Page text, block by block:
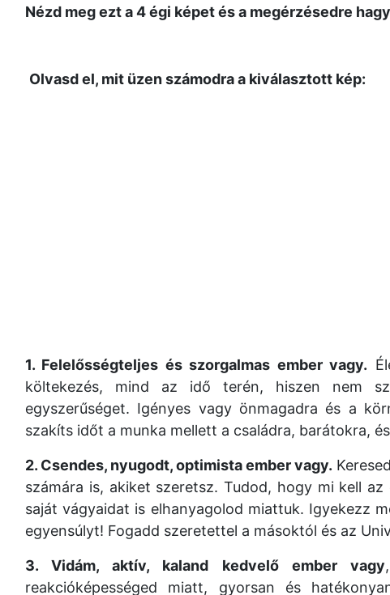
Nézd meg ezt a 4 égi képet és a megérzésedre
Olvasd el, mit üzen számodra a kiválasztott kép:
1. Felelősségteljes és szorgalmas ember vagy.
költekezés, mind az idő terén, hiszen nem
egyszerűséget. Igényes vagy önmagadra és a
szakíts időt a munka mellett a családra, barátokra,
2. Csendes, nyugodt, optimista ember vagy.
számára is, akiket szeretsz. Tudod, hogy mi kell
saját vágyaidat is elhanyagolod miattuk. Igyekezz
egyensúlyt! Fogadd szeretettel a másoktól és az
3. Vidám, aktív, kaland kedvelő ember vagy
reakcióképességed miatt, gyorsan és